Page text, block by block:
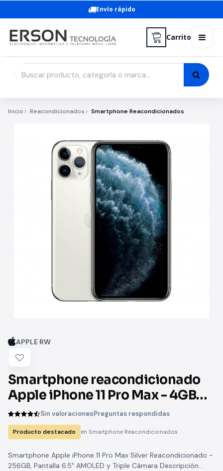
Envío rápido
Carrito
Inicio Reacondicionados Smartphone Reacondicionados
APPLE RW
Smartphone reacondicionado
Apple iPhone 11 Pro Max - 4GB
RAM - 256GB - Pantalla 6.5" -
Color plata
Sin valoracionesPreguntas respondidas
Producto destacado en Smartphone Reacondicionados
Smartphone Apple iPhone 11 Pro Max Silver Reacondicionado -
256GB, Pantalla 6.5" AMOLED y Triple Cámara Descripción